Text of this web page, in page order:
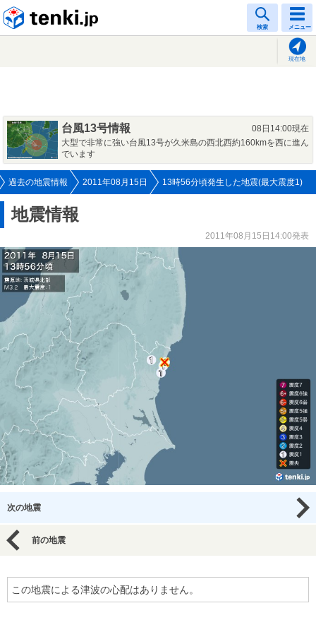
検索 メニュー
現在地
台風13号情報
08日14:00現在
大型で非常に強い台風13号が久米島の西北西約160kmを西に進ん
でいます
過去の地震情報 2011年08月15日 13時56分頃発生した地震(最大震度1)
地震情報
2011年08月15日14:00発表
次の地震
前の地震
この地震による津波の心配はありません。